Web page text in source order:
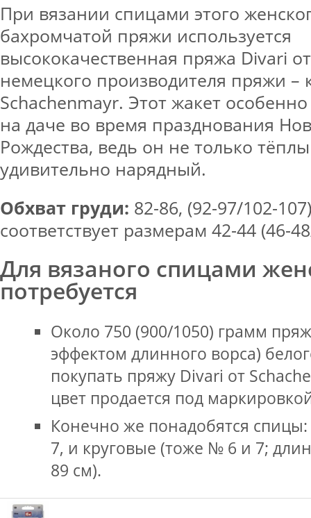
При вязании спицами этого
бахромчатой пряжи используется
высококачественная пряжа Divari
немецкого производителя пряжи –
Schachenmayr. Этот жакет
на даче во время празднования
Рождества, ведь он не только
удивительно нарядный.
Обхват груди: 82-86, (92-97/102-
соответствует размерам 42-44 (46-
Для вязаного спицами
потребуется
Около 750 (900/1050) грамм
эффектом длинного ворса)
покупать пряжу Divari от
цвет продается под
Конечно же понадобятся
7, и круговые (тоже № 6 и 7;
89 см).